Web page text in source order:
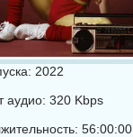
2022
аудио: 320 Kbps
56:00:00